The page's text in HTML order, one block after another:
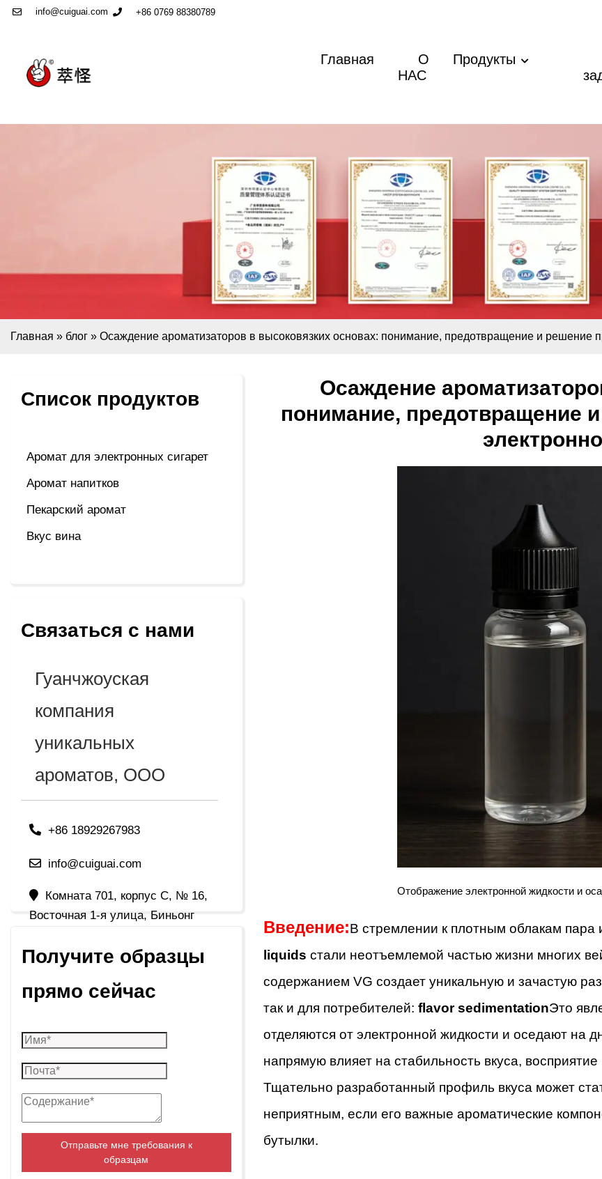
info@cuiguai.com +86 0769 88380789
Главная
О
НАС
Продукты
Главная » блог » Осаждение ароматизаторов в высоковязких основах: понимание, предотвращение и решение
Список продуктов
Аромат для электронных сигарет
Аромат напитков
Пекарский аромат
Вкус вина
Связаться с нами
Гуанчжоуская
компания
уникальных
ароматов, ООО
+86 18929267983
info@cuiguai.com
Комната 701, корпус C, № 16,
Восточная 1-я улица, Биньонг
Дунгуань, провинция Гуандун
Получите образцы
прямо сейчас
Отправьте мне требования к
образцам
Осаждение
понимание, предотвращение
Отображение электронной жидкости и
Введение:В стремлении к плотным облакам пара
liquids стали неотъемлемой частью жизни многих
содержанием VG создает уникальную и зачастую
так и для потребителей: flavor sedimentationЭто
отделяются от электронной жидкости и оседают на
напрямую влияет на стабильность вкуса,
Тщательно разработанный профиль вкуса может
неприятным, если его важные ароматические
бутылки.